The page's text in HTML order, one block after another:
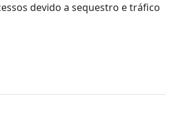
devido a sequestro e tráfico